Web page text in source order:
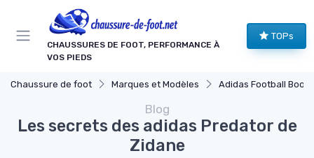
CHAUSSURES DE FOOT, PERFORMANCE À
VOS PIEDS
TOPs
Chaussure de foot Marques et Modèles Adidas Football Boots
Blog
Les secrets des adidas Predator de
Zidane
Panneau de gestion des cookies